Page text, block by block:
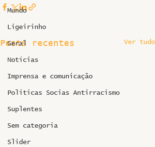
Mundo
Ligeirinho
Geral
Notícias
Imprensa e comunicação
Politicas Socias Antirracismo
Suplentes
Sem categoria
Slider
Posts recentes Ver tudo